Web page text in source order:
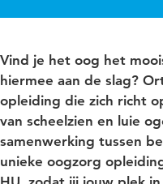
Vind je het oog het
hiermee aan de slag?
opleiding die zich richt
van scheelzien en luie
samenwerking tussen
unieke oogzorg